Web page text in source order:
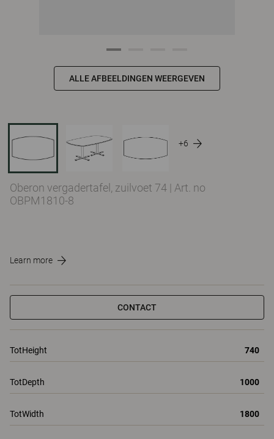
ALLE AFBEELDINGEN WEERGEVEN
+6
Oberon vergadertafel, zuilvoet 74 | Art. no
OBPM1810-8
Learn more
CONTACT
TotHeight 740
TotDepth 1000
TotWidth 1800